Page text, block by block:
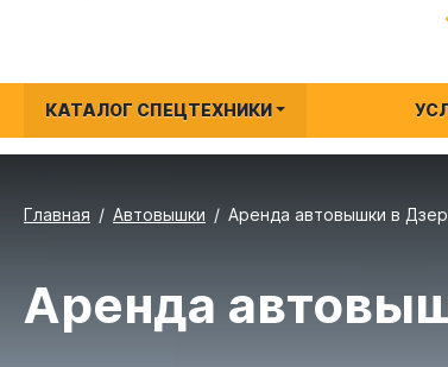
КАТАЛОГ СПЕЦТЕХНИКИ
Главная Автовышки Аренда автовышки в
Аренда